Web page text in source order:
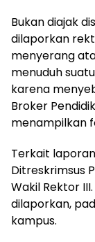
Bukan diajak
dilaporkan
menyerang
menuduh
karena
Broker
menampilkan
Terkait
Ditreskrimsus
Wakil Rektor
dilaporkan,
kampus.